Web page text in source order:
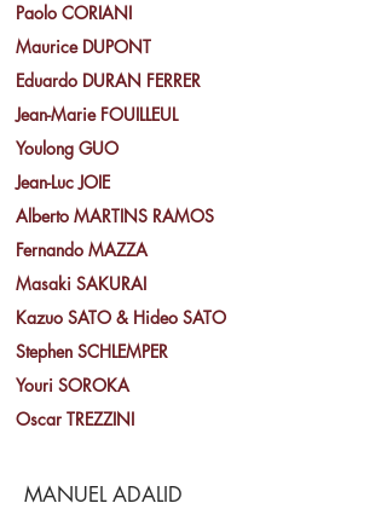
Paolo CORIANI
Maurice DUPONT
Eduardo DURAN FERRER
Jean-Marie FOUILLEUL
Youlong GUO
Jean-Luc JOIE
Alberto MARTINS RAMOS
Fernando MAZZA
Masaki SAKURAI
Kazuo SATO & Hideo SATO
Stephen SCHLEMPER
Youri SOROKA
Oscar TREZZINI
MANUEL ADALID